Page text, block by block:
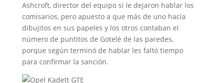
Ashcroft, director del equipo si le dejaron hablar los
comisarios, pero apuesto a que más de uno hacía
dibujitos en sus papeles y los otros contaban el
número de puntitos de Gotelé de las paredes,
porque según terminó de hablar les faltó tiempo
para confirmar la sanción.